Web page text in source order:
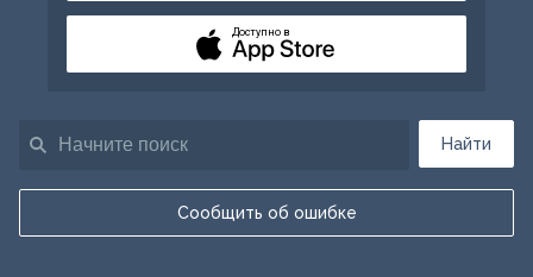
Найти
Сообщить об ошибке
Доступно в